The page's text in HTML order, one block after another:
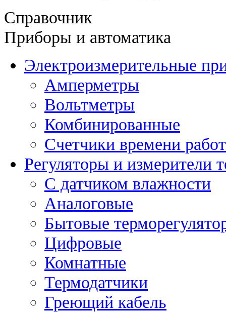
Справочник
Приборы и автоматика
Электроизмерительные
Амперметры
Вольтметры
Комбинированные
Счетчики времени
Регуляторы и измерители
С датчиком влажности
Аналоговые
Бытовые
Цифровые
Комнатные
Термодатчики
Греющий кабель